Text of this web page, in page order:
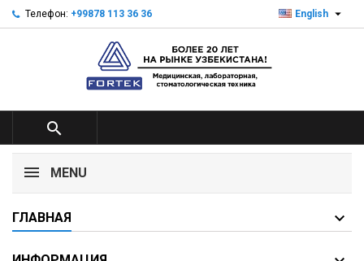
Телефон: +99878 113 36 36 English 

MENU
ГЛАВНАЯ